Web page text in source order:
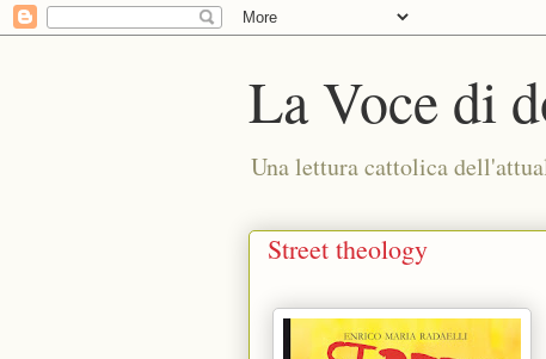
La Voce di
Una lettura cattolica
Street theology